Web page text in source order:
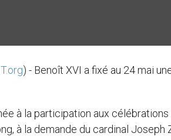
) - Benoît XVI a fixé au 24 mai
à la participation aux
à la demande du cardinal Joseph